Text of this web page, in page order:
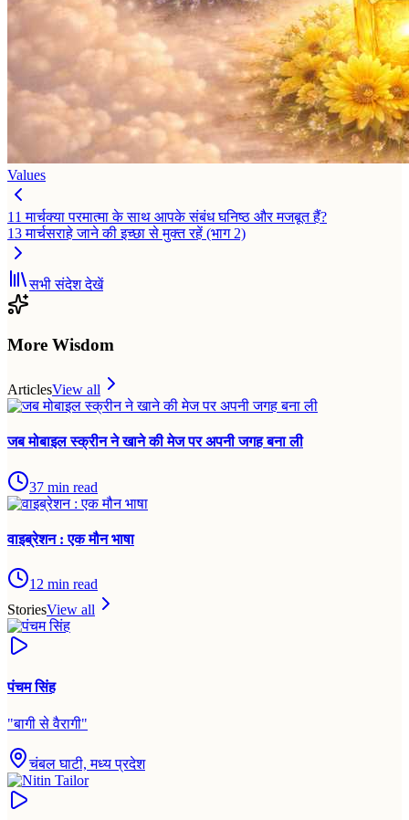
Values
11 मार्चक्या परमात्मा के साथ आपके संबंध घनिष्ठ और मजबूत हैं?
13 मार्चसराहे जाने की इच्छा से मुक्त रहें (भाग 2)
सभी संदेश देखें
More Wisdom
ArticlesView all
जब मोबाइल स्क्रीन ने खाने की मेज पर अपनी जगह बना ली
37 min read
वाइब्रेशन : एक मौन भाषा
12 min read
StoriesView all
पंचम सिंह
"बागी से वैरागी"
चंबल घाटी, मध्य प्रदेश